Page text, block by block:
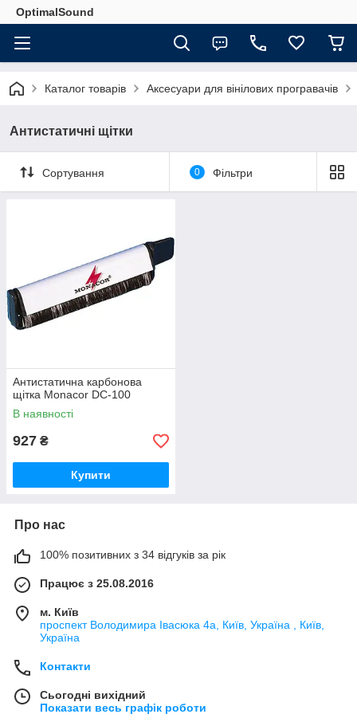
OptimalSound
Каталог товарів Аксесуари для вінілових програвачів
Антистатичні щітки
Сортування 0 Фільтри
Антистатична карбонова
щітка Monacor DC-100
В наявності
927 ₴
Купити
Про нас
100% позитивних з 34 відгуків за рік
Працює з 25.08.2016
м. Київ
проспект Володимира Івасюка 4а, Київ, Україна , Київ,
Україна
Контакти
Сьогодні вихідний
Показати весь графік роботи